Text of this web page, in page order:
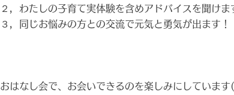
２，わたしの子育て実体験を含めアドバイスを聞けま
３，同じお悩みの方との交流で元気と勇気が出ます！
おはなし会で、お会いできるのを楽しみにしていま